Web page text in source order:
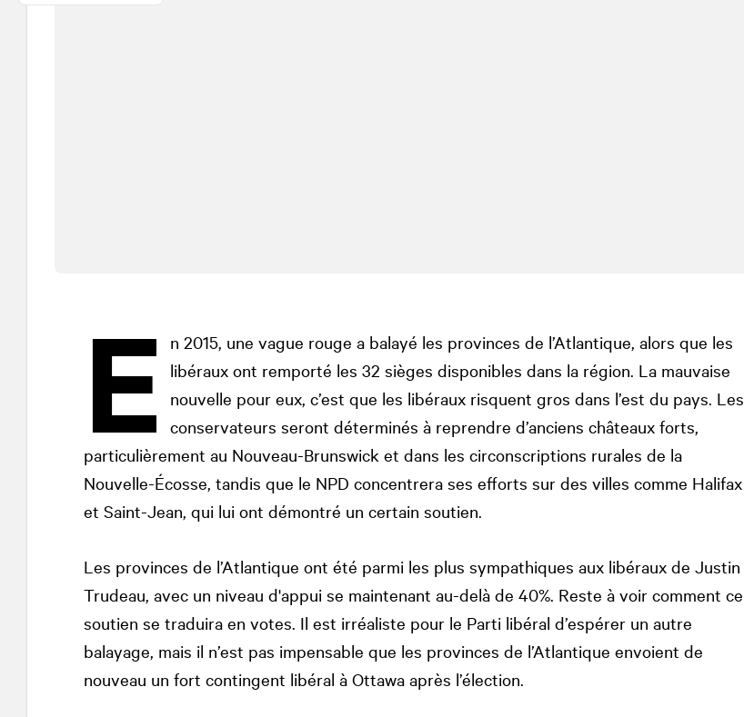
E
n 2015, une vague rouge a balayé les provinces de l’Atlantique, alors que les
libéraux ont remporté les 32 sièges disponibles dans la région. La mauvaise
nouvelle pour eux, c’est que les libéraux risquent gros dans l’est du pays. Les
conservateurs seront déterminés à reprendre d’anciens châteaux forts,
particulièrement au Nouveau-Brunswick et dans les circonscriptions rurales de la
Nouvelle-Écosse, tandis que le NPD concentrera ses efforts sur des villes comme Halifax
et Saint-Jean, qui lui ont démontré un certain soutien.
Les provinces de l’Atlantique ont été parmi les plus sympathiques aux libéraux de Justin
Trudeau, avec un niveau d'appui se maintenant au-delà de 40%. Reste à voir comment ce
soutien se traduira en votes. Il est irréaliste pour le Parti libéral d’espérer un autre
balayage, mais il n’est pas impensable que les provinces de l’Atlantique envoient de
nouveau un fort contingent libéral à Ottawa après l’élection.